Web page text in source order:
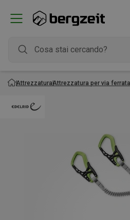
AttrezzaturaAttrezzatura per via ferrata